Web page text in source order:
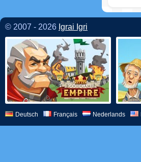
© 2007 - 2026 Igrai Igri
Deutsch Français Nederlands